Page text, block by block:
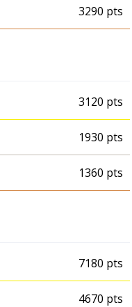
3290 pts
3120 pts
1930 pts
1360 pts
7180 pts
4670 pts